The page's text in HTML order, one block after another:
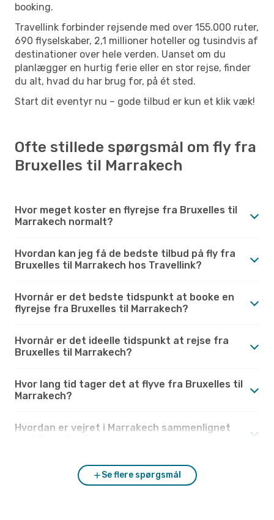
booking.
Travellink forbinder rejsende med over 155.000 ruter,
690 flyselskaber, 2,1 millioner hoteller og tusindvis af
destinationer over hele verden. Uanset om du
planlægger en hurtig ferie eller en stor rejse, finder
du alt, hvad du har brug for, på ét sted.
Start dit eventyr nu – gode tilbud er kun et klik væk!
Ofte stillede spørgsmål om fly fra
Bruxelles til Marrakech
Hvor meget koster en flyrejse fra Bruxelles til
Marrakech normalt?
Hvordan kan jeg få de bedste tilbud på fly fra
Bruxelles til Marrakech hos Travellink?
Hvornår er det bedste tidspunkt at booke en
flyrejse fra Bruxelles til Marrakech?
Hvornår er det ideelle tidspunkt at rejse fra
Bruxelles til Marrakech?
Hvor lang tid tager det at flyve fra Bruxelles til
Marrakech?
Hvordan er vejret i Marrakech sammenlignet
Se flere spørgsmål